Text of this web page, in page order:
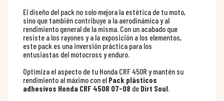
El diseño del pack no solo mejora la estética de tu moto,
sino que también contribuye a la aerodinámica y al
rendimiento general de la misma. Con un acabado que
resiste a los rayones y a la exposición a los elementos,
este pack es una inversión práctica para los
entusiastas del motocross y enduro.
Optimiza el aspecto de tu Honda CRF 450R y mantén su
rendimiento al máximo con el Pack plásticos
adhesivos Honda CRF 450R 07-08 de Dirt Soul.